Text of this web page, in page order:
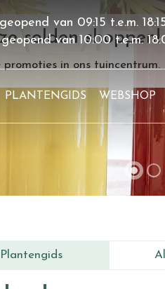
solden shoppen!
promoties in ons tuincentrum.
van 09:15 t.e.m.
van10:00t.e.m.
PLANTENGIDS WEBSHOP
Plantengids